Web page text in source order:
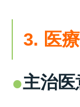
3. 医
主治